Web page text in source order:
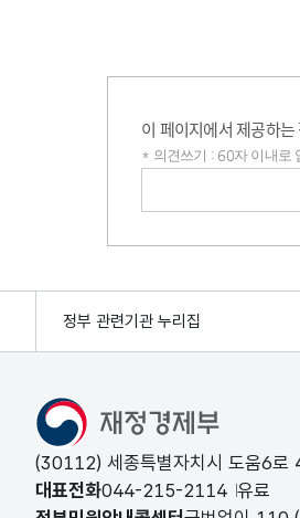
이 페이지에서 제공하
* 의견쓰기 : 60자 이내로
정부 관련기관 누리집
(30112) 세종특별자치시 도움6로
대표전화044-215-2114 유료